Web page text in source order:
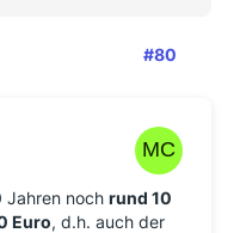
#80
Jahren noch rund 10
Euro, d.h. auch der